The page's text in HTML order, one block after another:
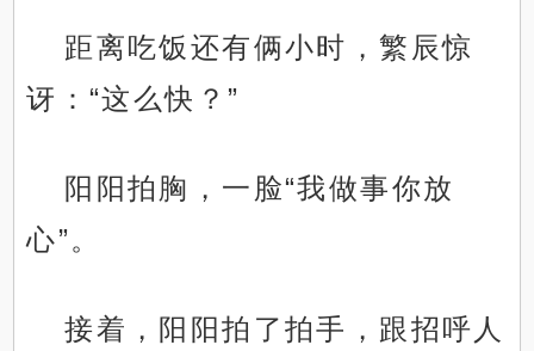
距离吃饭还有俩小时，繁辰惊
讶：“这么快？”
阳阳拍胸，一脸“我做事你放
心”。
接着，阳阳拍了拍手，跟招呼人